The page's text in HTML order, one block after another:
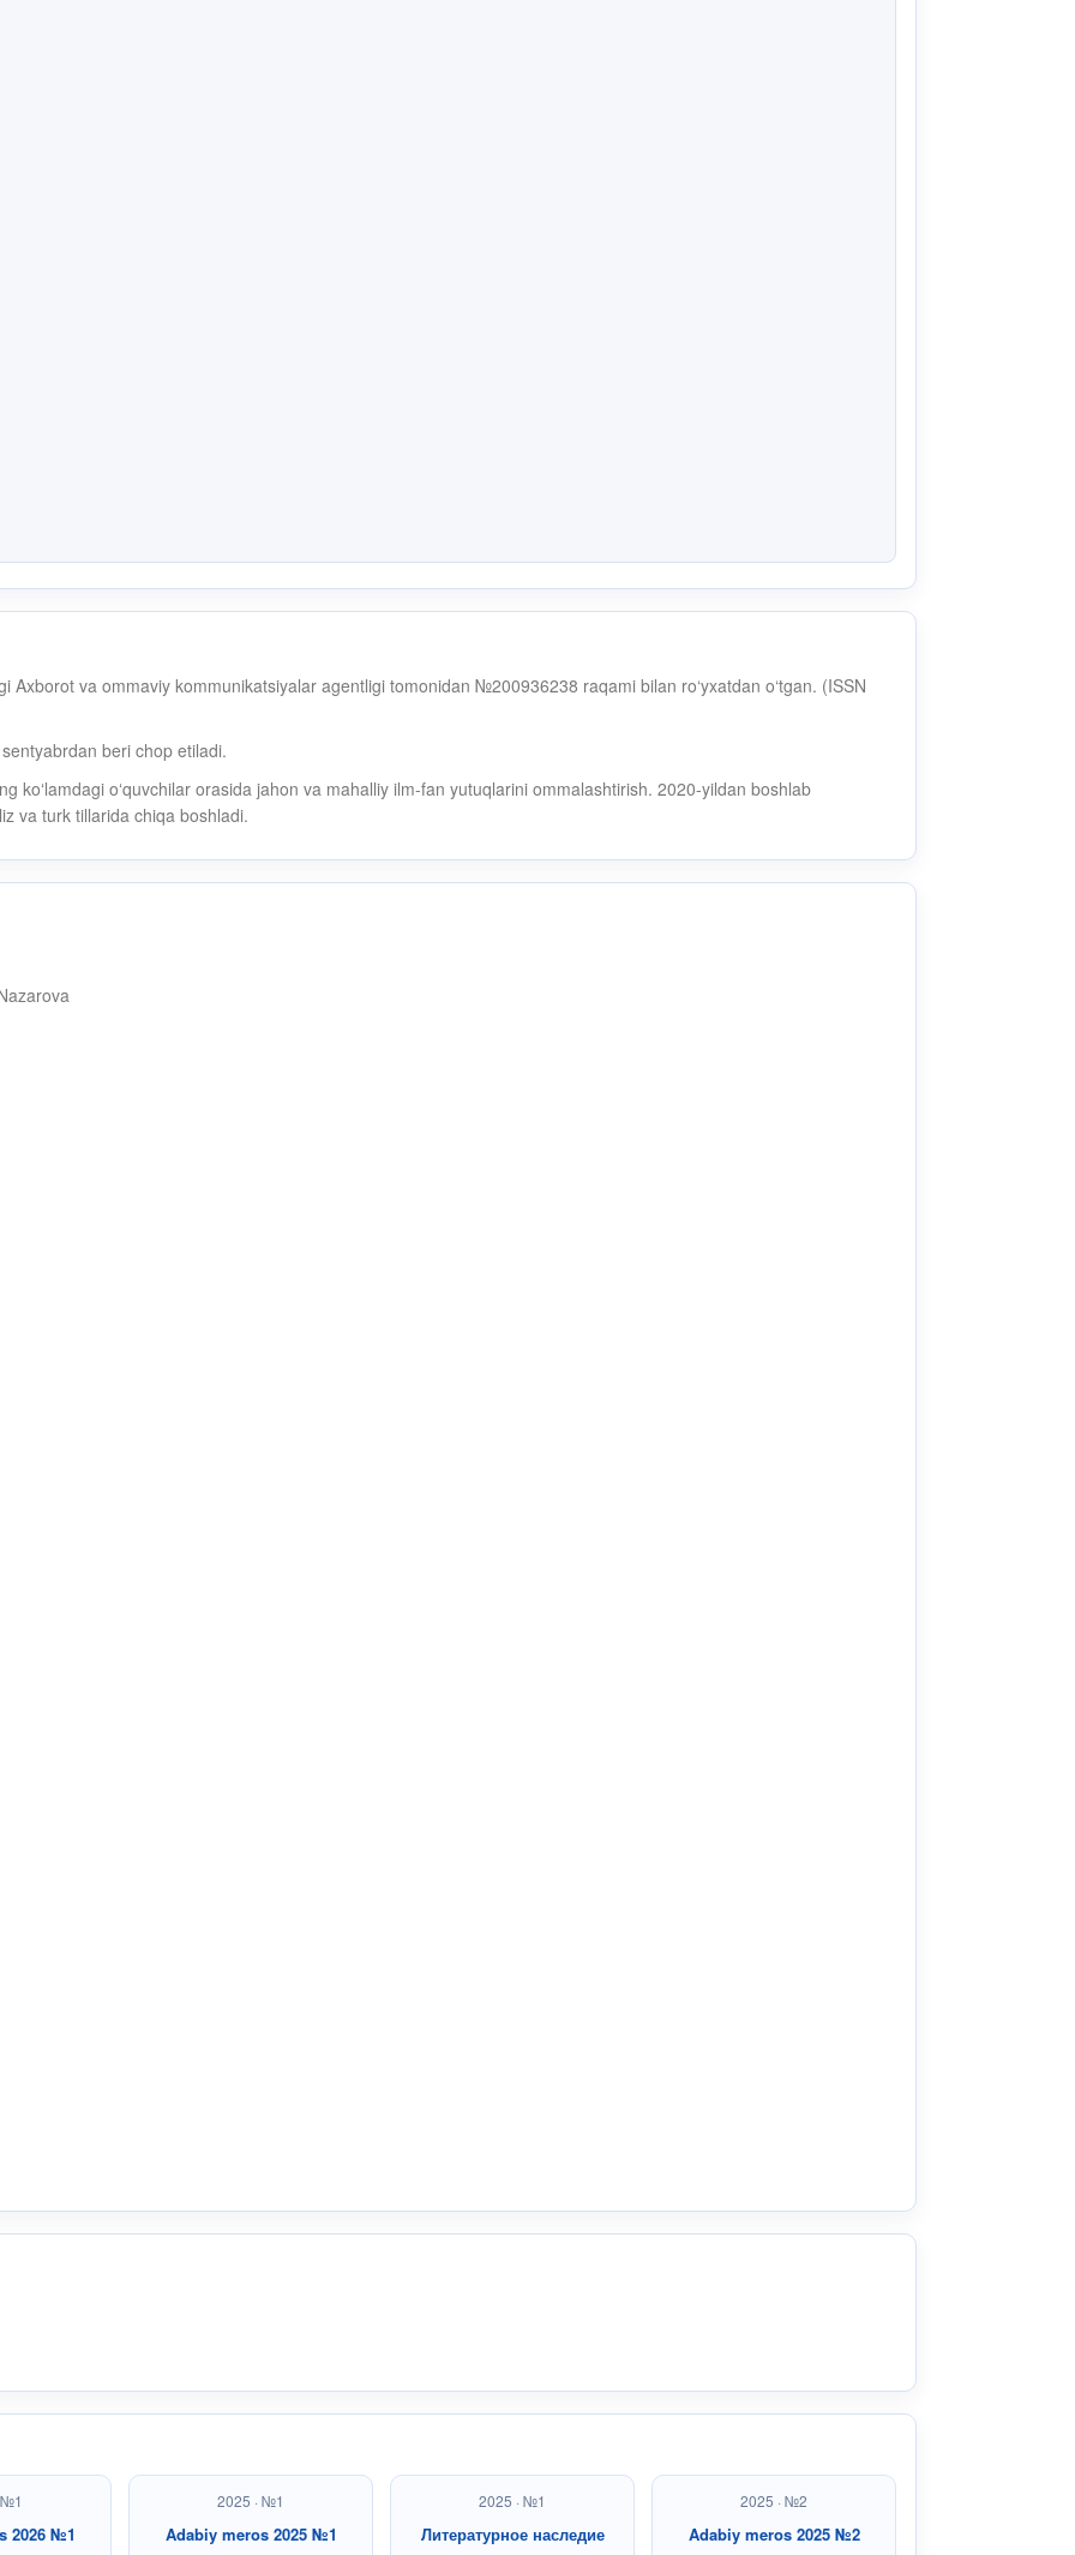
Axborot va ommaviy kommunikatsiyalar agentligi tomonidan №200936238 raqami bilan ro‘yxatdan o‘tgan. (ISSN
beri chop etiladi.
koʻlamdagi oʻquvchilar orasida jahon va mahalliy ilm-fan yutuqlarini ommalashtirish. 2020-yildan boshlab
va turk tillarida chiqa boshladi.
№1
2026 №1
2025 · №1
Adabiy meros 2025 №1
2025 · №1
Литературное наследие
2025 · №2
Adabiy meros 2025 №2